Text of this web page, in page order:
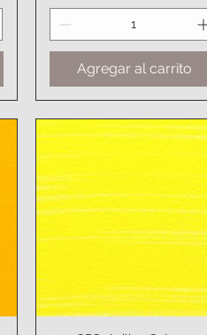
Agregar al carrito